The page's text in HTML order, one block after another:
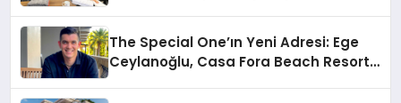
The Special One’ın Yeni Adresi: Ege
Ceylanoğlu, Casa Fora Beach Resort